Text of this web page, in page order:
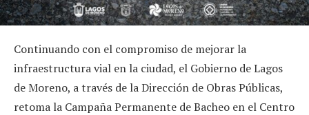
Continuando con el compromiso de mejorar la
infraestructura vial en la ciudad, el Gobierno de Lagos
de Moreno, a través de la Dirección de Obras Públicas,
retoma la Campaña Permanente de Bacheo en el Centro